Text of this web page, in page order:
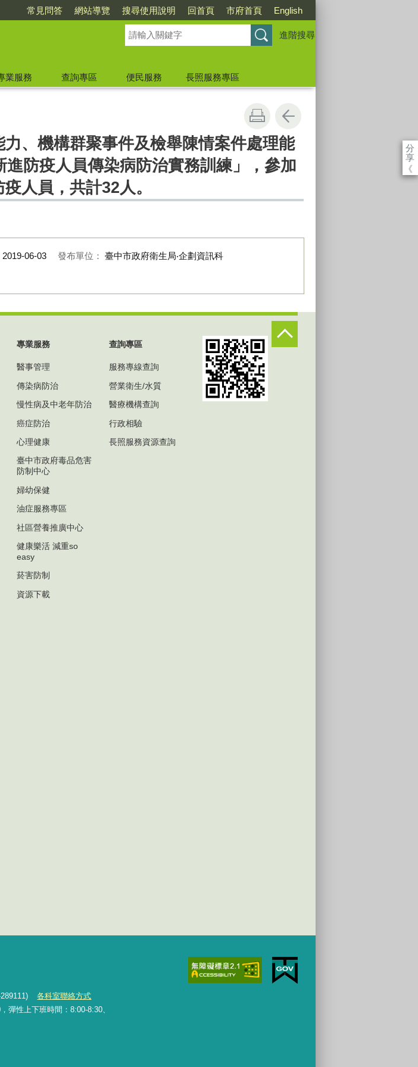
常見問答 網站導覽 搜尋使用說明 回首頁 市府首頁 English
進階搜尋
業服務 查詢專區 便民服務
長照服務專區
分
享
《
、機構群聚事件及檢舉陳情案件處理能
防疫人員傳染病防治實務訓練」，參加
人員，共計32人。
2019-06-03 發布單位： 臺中市政府衛生局‧企劃資訊科
專業服務
醫事管理
傳染病防治
慢性病及中老年防治
癌症防治
心理健康
臺中市政府毒品危害
防制中心
婦幼保健
油症服務專區
社區營養推廣中心
健康樂活 減重so
easy
菸害防制
資源下載
查詢專區
服務專線查詢
營業衛生/水質
醫療機構查詢
行政相驗
長照服務資源查詢
各科室聯絡方式
彈性上下班時間：8:00-8:30、